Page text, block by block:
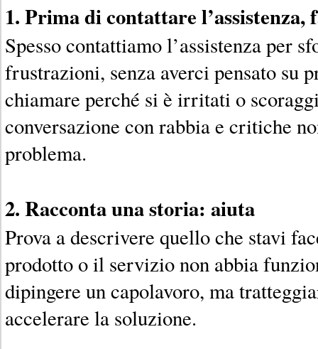
1. Prima di contattare
Spesso contattiamo l’assistenza per
frustrazioni, senza averci pensato su
chiamare perché si è irritati o
conversazione con rabbia e critiche
problema.
2. Racconta una storia: aiuta
Prova a descrivere quello che stavi
prodotto o il servizio non abbia
dipingere un capolavoro, ma
accelerare la soluzione.